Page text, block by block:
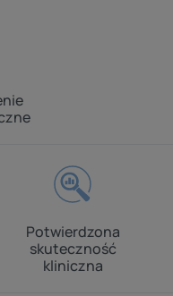
Potwierdzona
skuteczność
kliniczna